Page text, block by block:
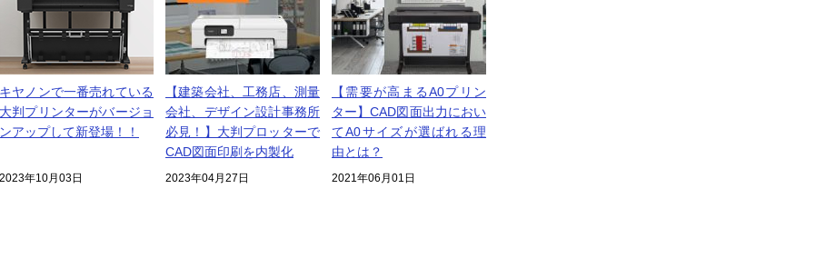
キヤノンで一番売れている
大判プリンターがバージョ
ンアップして新登場！！
2023年10月03日
【建築会社、工務店、測量
会社、デザイン設計事務所
必見！】大判プロッターで
CAD図面印刷を内製化
2023年04月27日
【需要が高まるA0プリン
ター】CAD図面出力におい
てA0サイズが選ばれる理
由とは？
2021年06月01日